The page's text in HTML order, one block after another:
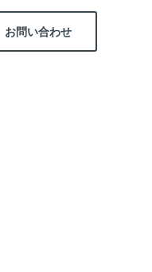
お問い合わせ